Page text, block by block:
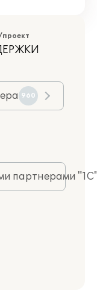
960
партнерами